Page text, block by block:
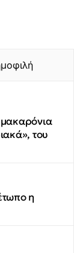
του
η